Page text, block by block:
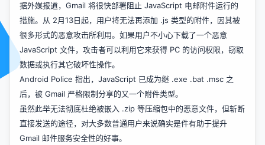
据外媒报道，Gmail 将很快部署阻止 JavaScript 电邮附件运行的
措施。从 2月13日起，用户将无法再添加 .js 类型的附件，因其被
很多形式的恶意攻击所利用。如果用户不小心下载了一个恶意
JavaScript 文件，攻击者可以利用它来获得 PC 的访问权限，窃取
数据或执行其它破坏性操作。
Android Police 指出，JavaScript 已成为继 .exe .bat .msc 之
后，被 Gmail 严格限制分享的又一个附件类型。
虽然此举无法彻底杜绝被嵌入 .zip 等压缩包中的恶意文件，但斩断
直接发送的途径，对大多数普通用户来说确实是件有助于提升
Gmail 邮件服务安全性的好事。